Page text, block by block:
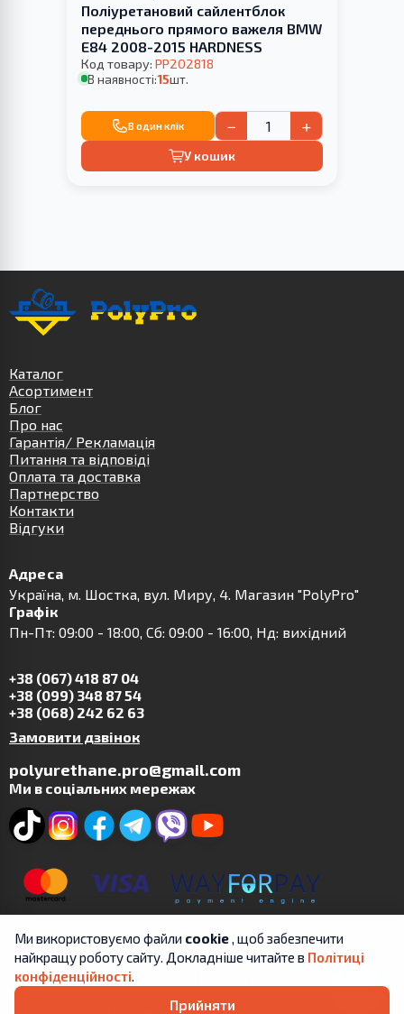
Поліуретановий cайлентблок
переднього прямого важеля BMW
E84 2008-2015 HARDNESS
Код товару: PP202818
В наявності:15шт.
В один клік − +
У кошик
Каталог
Асортимент
Блог
Про нас
Гарантія/ Рекламація
Питання та відповіді
Оплата та доставка
Партнерство
Контакти
Відгуки
Адреса
Українa, м. Шостка, вул. Миру, 4. Магазин "PolyPro"
Графік
Пн-Пт: 09:00 - 18:00, Сб: 09:00 - 16:00, Нд: вихідний
+38 (067) 418 87 04
+38 (099) 348 87 54
+38 (068) 242 62 63
Замовити дзвінок
polyurethane.pro@gmail.com
Ми в соціальних мережах
Copyright © 2019-2025 | ФОП Цит А.В. | Всі права
захищені.
Ми використовуємо файли cookie, щоб забезпечити
найкращу роботу сайту. Докладніше читайте в Політиці
конфіденційності.
Прийняти